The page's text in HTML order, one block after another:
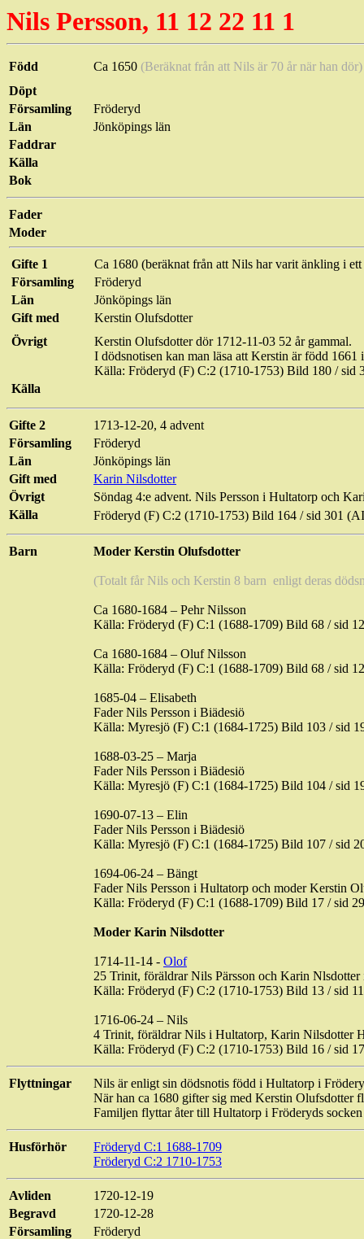
Nils Persson, 11 12 22 11 1
Född Ca 1650 (Beräknat från att Nils är 70 år när han dör)
Döpt
Församling
Fröderyd
Län
Jönköpings län
Faddrar
Källa
Bok
Fader
Moder
Gifte 1
Ca 1680 (beräknat från att Nils har varit änkling i
Församling
Fröderyd
Län
Jönköpings län
Gift med
Kerstin Olufsdotter
Övrigt
Kerstin Olufsdotterdör 1712-11-03 52 år gammal.
I dödsnotisen kan man läsa att Kerstin är född 1661
Källa: Fröderyd (F) C:2 (1710-1753) Bild 180 / sid
Källa
Gifte 2
1713-12-20, 4 advent
Församling
Fröderyd
Län
Jönköpings län
Gift med
Karin Nilsdotter
Övrigt
Söndag 4:e advent. Nils Persson i Hultatorp och
Källa
Fröderyd (F) C:2 (1710-1753) Bild 164 / sid 301
Barn Moder Kerstin Olufsdotter
(Totalt får Nils och Kerstin 8 barn enligt deras
Ca 1680-1684 – Pehr Nilsson
Källa: Fröderyd (F) C:1 (1688-1709) Bild 68 / sid
Ca 1680-1684 – Oluf Nilsson
Källa: Fröderyd (F) C:1 (1688-1709) Bild 68 / sid
1685-04 – Elisabeth
Fader Nils Persson i Biädesiö
Källa: Myresjö (F) C:1 (1684-1725) Bild 103 / sid
1688-03-25 – Marja
Fader Nils Persson i Biädesiö
Källa: Myresjö (F) C:1 (1684-1725) Bild 104 / sid
1690-07-13 – Elin
Fader Nils Persson i Biädesiö
Källa: Myresjö (F) C:1 (1684-1725) Bild 107 / sid
1694-06-24 – Bängt
Fader Nils Persson i Hultatorp och moder Kerstin
Källa: Fröderyd (F) C:1 (1688-1709) Bild 17 / sid
Moder Karin Nilsdotter
1714-11-14 - Olof
25 Trinit, föräldrar Nils Pärsson och Karin Nlsdotter
Källa: Fröderyd (F) C:2 (1710-1753) Bild 13 / sid
1716-06-24 – Nils
4 Trinit, föräldrar Nils i Hultatorp, Karin Nilsdotter
Källa: Fröderyd (F) C:2 (1710-1753) Bild 16 / sid
Flyttningar Nils är enligt sin dödsnotis född i Hultatorp i
När han ca 1680 gifter sig med Kerstin Olufsdotter
Familjen flyttar åter till Hultatorp i Fröderyds
Husförhör
Fröderyd C:1 1688-1709
Fröderyd C:2 1710-1753
Avliden
1720-12-19
Begravd
1720-12-28
Församling
Fröderyd